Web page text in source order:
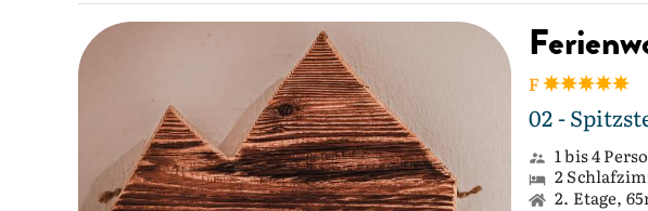
F
02 -
1 bis 4
2
2. Etage,